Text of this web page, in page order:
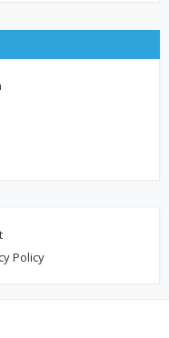
Policy